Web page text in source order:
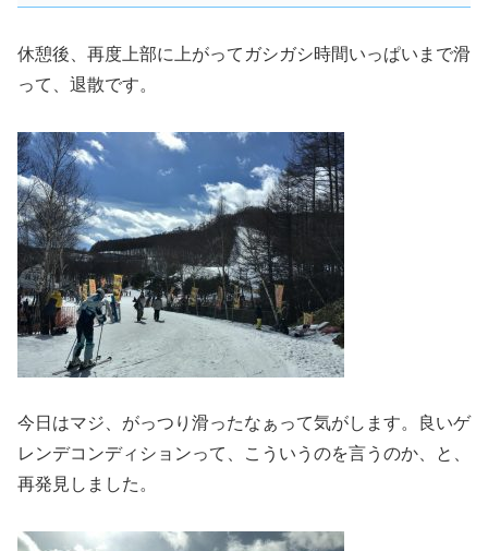
休憩後、再度上部に上がってガシガシ時間いっぱいまで滑
って、退散です。
今日はマジ、がっつり滑ったなぁって気がします。良いゲ
レンデコンディションって、こういうのを言うのか、と、
再発見しました。